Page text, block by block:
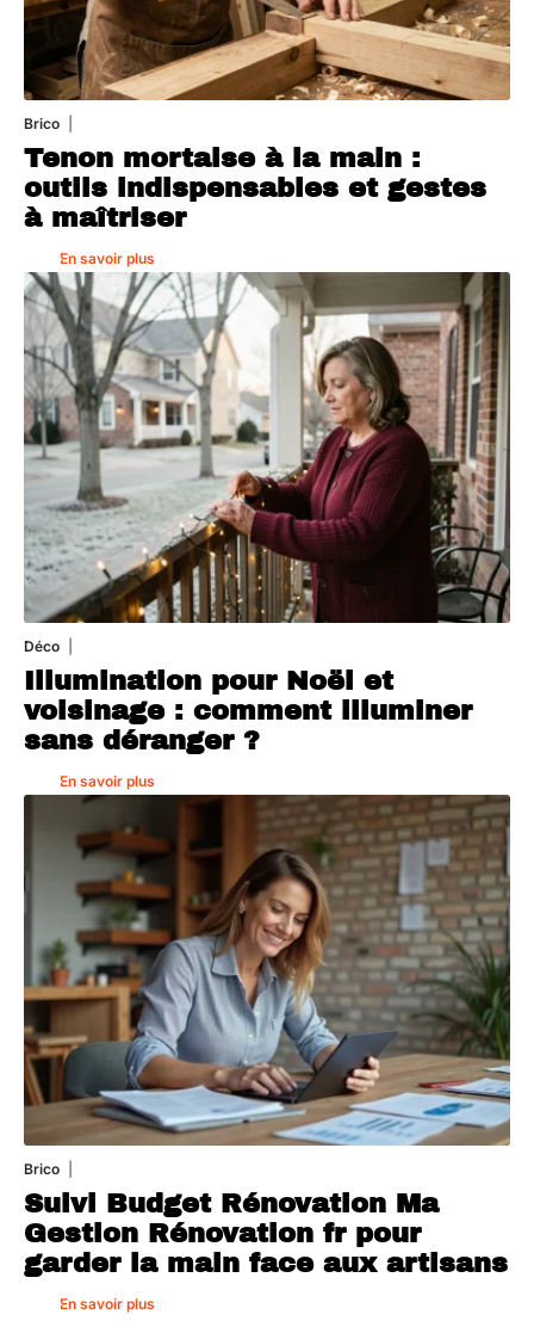
Brico
Tenon mortaise à la main :
outils indispensables et gestes
à maîtriser
En savoir plus
Déco
Illumination pour Noël et
voisinage : comment illuminer
sans déranger ?
En savoir plus
Brico
Suivi Budget Rénovation Ma
Gestion Rénovation fr pour
garder la main face aux artisans
En savoir plus